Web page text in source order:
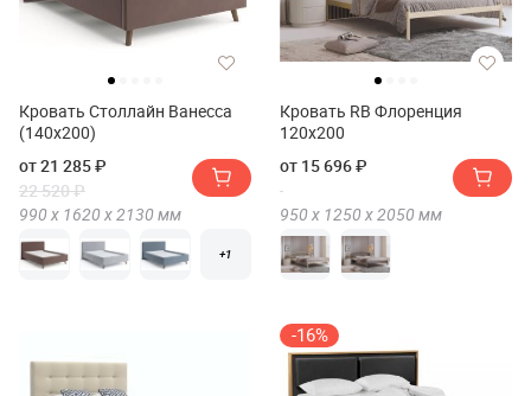
Кровать Столлайн Ванесса
(140х200)
от 21 285 ₽
22 520 ₽
990 х 1620 х2130 мм
+1
Кровать RB Флоренция
120х200
от 15 696 ₽
950 х 1250 х2050 мм
-16%